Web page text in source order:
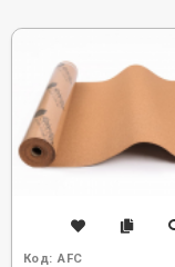
Код: AFC